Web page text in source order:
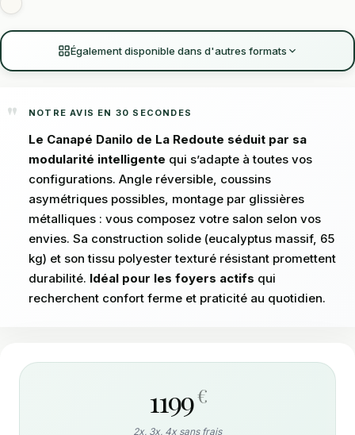
Également disponible dans d'autres formats
NOTRE AVIS EN 30 SECONDES
Le Canapé Danilo de La Redoute séduit par sa
modularité intelligente qui s’adapte à toutes vos
configurations. Angle réversible, coussins
asymétriques possibles, montage par glissières
métalliques : vous composez votre salon selon vos
envies. Sa construction solide (eucalyptus massif, 65
kg) et son tissu polyester texturé résistant promettent
durabilité. Idéal pour les foyers actifs qui
recherchent confort ferme et praticité au quotidien.
1199€
2x, 3x, 4x sans frais